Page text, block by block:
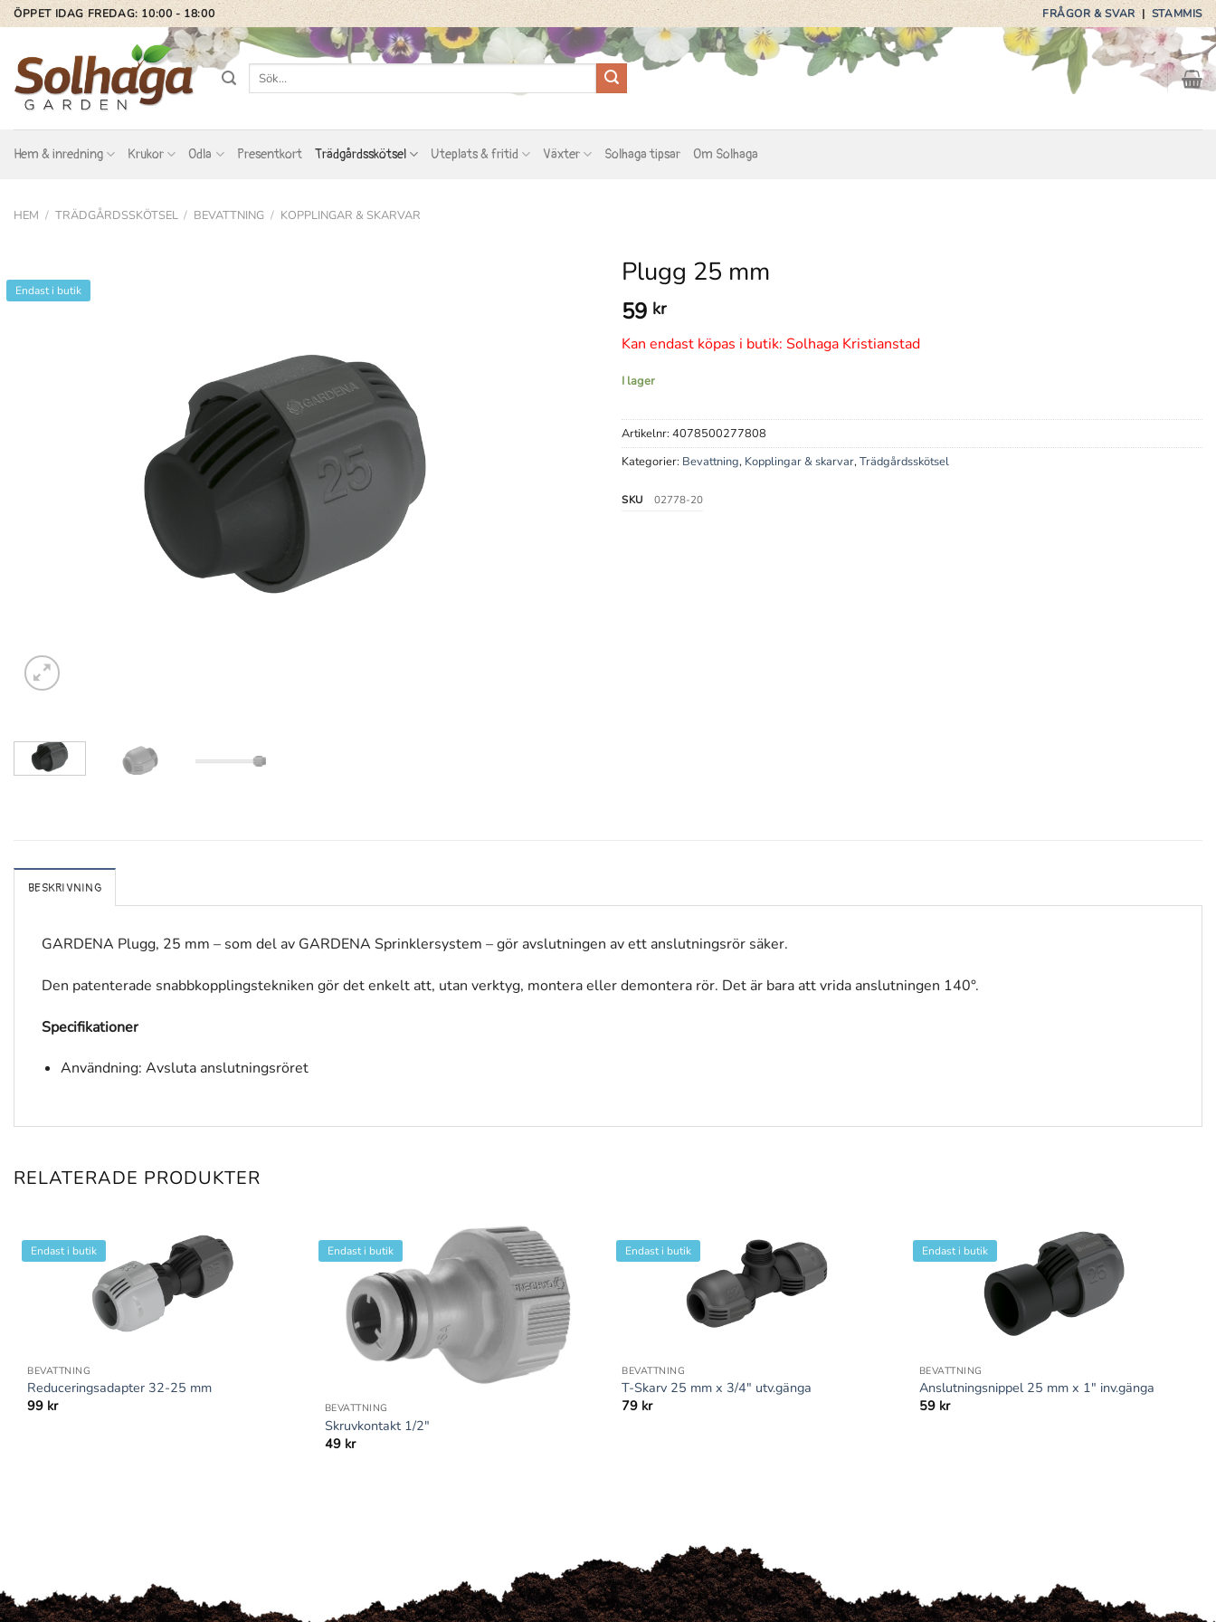
Skip
to
content
ÖPPET IDAG FREDAG: 10:00 - 18:00 FRÅGOR & SVAR|STAMMIS
Sök
Hem & inredning Krukor Odla Presentkort Trädgårdsskötsel Uteplats & fritid Växter Solhaga tipsar Om Solhaga
HEM / TRÄDGÅRDSSKÖTSEL / BEVATTNING / KOPPLINGAR & SKARVAR
Endast i butik
Plugg 25 mm
59 kr
Kan endast köpas i butik: Solhaga Kristianstad
I lager
Artikelnr: 4078500277808
Kategorier: Bevattning, Kopplingar & skarvar,Trädgårdsskötsel
SKU 02778-20
BESKRIVNING
GARDENA Plugg, 25 mm – som del av GARDENA Sprinklersystem – gör avslutningen av ett anslutningsrör säker.
Den patenterade snabbkopplingstekniken gör det enkelt att, utan verktyg, montera eller demontera rör. Det är bara att vrida anslutningen 140°.
Specifikationer
Användning: Avsluta anslutningsröret
RELATERADE PRODUKTER
Endast i butik
BEVATTNING
Reduceringsadapter 32-25 mm
99 kr
Endast i butik
BEVATTNING
Skruvkontakt 1/2″
49 kr
Endast i butik
BEVATTNING
T-Skarv 25 mm x 3/4″ utv.gänga
79 kr
Endast i butik
BEVATTNING
Anslutningsnippel 25 mm x 1″ inv.gänga
59 kr